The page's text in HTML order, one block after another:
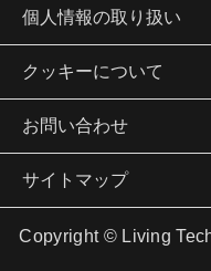
個人情報の取り扱い
クッキーについて
お問い合わせ
サイトマップ
Copyright © Living